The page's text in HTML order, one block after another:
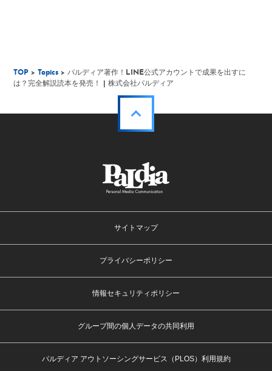
TOP > Topics > パルディア著作！LINE公式アカウントで成果を出すに
は？完全解説読本を発売！ | 株式会社パルディア
サイトマップ
プライバシーポリシー
情報セキュリティポリシー
グループ間の個人データの共同利用
パルディア アウトソーシングサービス（PLOS）利用規約